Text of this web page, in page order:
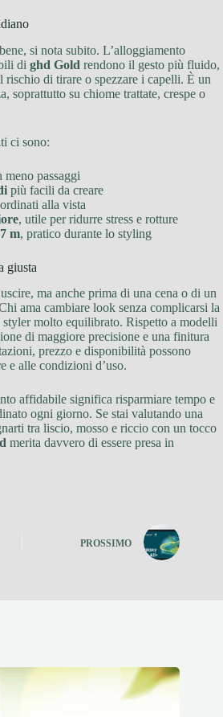
si nota subito. L’alloggiamento
di ghd Gold rendono il gesto più fluido,
rischio di tirare o spezzare i capelli. È un
soprattutto su chiome trattate, crespe o
ci sono:
meno passaggi
più facili da creare
alla vista
, utile per ridurre stress e rotture
m, pratico durante lo styling
giusta
ma anche prima di una cena o di un
ama cambiare look senza complicarsi la
styler molto equilibrato. Rispetto a modelli
di maggiore precisione e una finitura
prezzo e disponibilità possono
e alle condizioni d’uso.
affidabile significa risparmiare tempo e
ogni giorno. Se stai valutando una
tra liscio, mosso e riccio con un tocco
merita davvero di essere presa in
PROSSIMO